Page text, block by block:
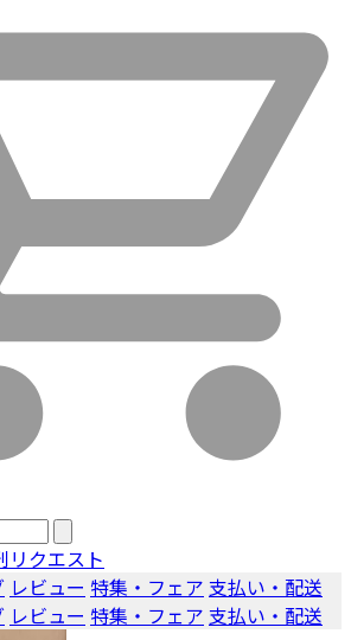
リクエスト
レビュー 特集・フェア 支払い・配送
レビュー 特集・フェア 支払い・配送